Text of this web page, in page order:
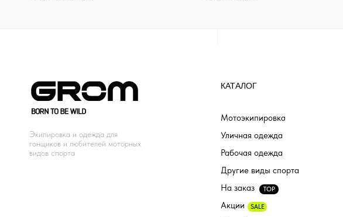
КАТАЛОГ
Мотоэкипировка
Уличная одежда
Рабочая одежда
На заказ TOP
Акции SALE
Экипировка и одежда для
гонщиков и любителей моторных
видов спорта
Другие виды спорта